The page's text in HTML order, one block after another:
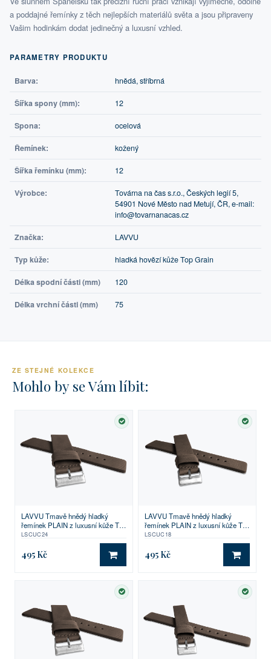
a poddajné řemínky z těch nejlepších materiálů světa a jsou připraveny
Vašim hodinkám dodat jedinečný a luxusní vzhled.
PARAMETRY PRODUKTU
Barva: hnědá, stříbrná
Šířka spony (mm): 12
Spona: ocelová
Řemínek: kožený
Šířka řemínku (mm): 12
Výrobce:
Továrna na čas s.r.o., Českých legií 5,
54901 Nové Město nad Metují, ČR, e-mail:
info@tovarnanacas.cz
Značka: LAVVU
Typ kůže: hladká hovězí kůže Top Grain
Délka spodní části (mm) 120
Délka vrchní části (mm) 75
ZE STEJNÉ KOLEKCE
Mohlo by se Vám líbit:
SKLADEM
LAVVU Tmavě hnědý hladký
řemínek PLAIN z luxusní kůže Top
Grain - 24
LSCUC24
495 Kč DO KOŠÍKU
LAVVU Tmavě hnědý hladký
řemínek PLAIN z luxusní kůže Top
Grain - 18
LSCUC18
495 Kč DO
SKLADEM